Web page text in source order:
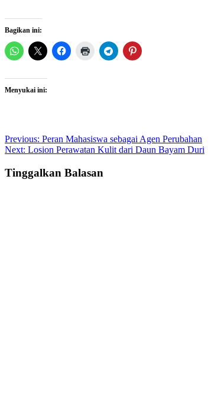
Bagikan ini:
Menyukai ini:
Post
navigation
Previous: Peran Mahasiswa sebagai Agen Perubahan
Next: Losion Perawatan Kulit dari Daun Bayam Duri
Tinggalkan Balasan